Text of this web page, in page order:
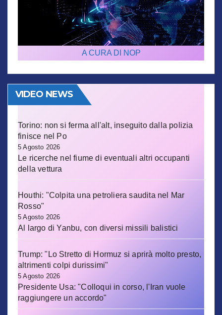
A CURA DI NOP
VIDEO NEWS
Torino: non si ferma all'alt, inseguito dalla polizia
finisce nel Po
5 Agosto 2026
Le ricerche nel fiume di eventuali altri occupanti
della vettura
Houthi: "Colpita una petroliera saudita nel Mar
Rosso"
5 Agosto 2026
Al largo di Yanbu, con diversi missili balistici
Trump: "Lo Stretto di Hormuz si aprirà molto presto,
altrimenti colpi durissimi"
5 Agosto 2026
Presidente Usa: "Colloqui in corso, l'Iran vuole
raggiungere un accordo"